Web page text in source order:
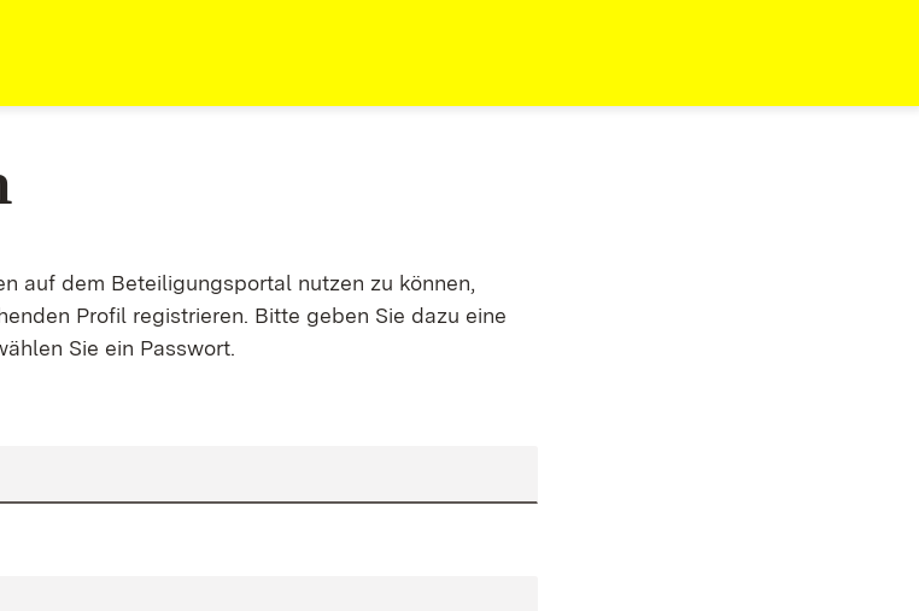
auf dem Beteiligungsportal nutzen zu können,
Profil registrieren. Bitte geben Sie dazu eine
Sie ein Passwort.